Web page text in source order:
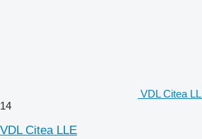
VDL Citea
14
VDL Citea LLE